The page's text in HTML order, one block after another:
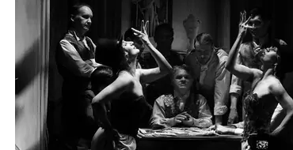
Элеонора Кипренская
Трофимова